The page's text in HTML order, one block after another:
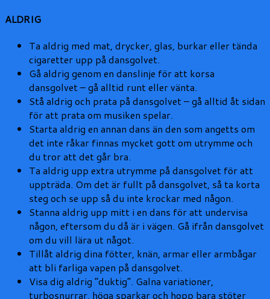
ALDRIG
Ta aldrig med mat, drycker, glas, burkar eller tända
cigaretter upp på dansgolvet.
Gå aldrig genom en danslinje för att korsa
dansgolvet – gå alltid runt eller vänta.
Stå aldrig och prata på dansgolvet – gå alltid åt sidan
för att prata om musiken spelar.
Starta aldrig en annan dans än den som angetts om
det inte råkar finnas mycket gott om utrymme och
du tror att det går bra.
Ta aldrig upp extra utrymme på dansgolvet för att
uppträda. Om det är fullt på dansgolvet, så ta korta
steg och se upp så du inte krockar med någon.
Stanna aldrig upp mitt i en dans för att undervisa
någon, eftersom du då är i vägen. Gå ifrån dansgolvet
om du vill lära ut något.
Tillåt aldrig dina fötter, knän, armar eller armbågar
att bli farliga vapen på dansgolvet.
Visa dig aldrig ”duktig”. Galna variationer,
turbosnurrar, höga sparkar och hopp bara stöter